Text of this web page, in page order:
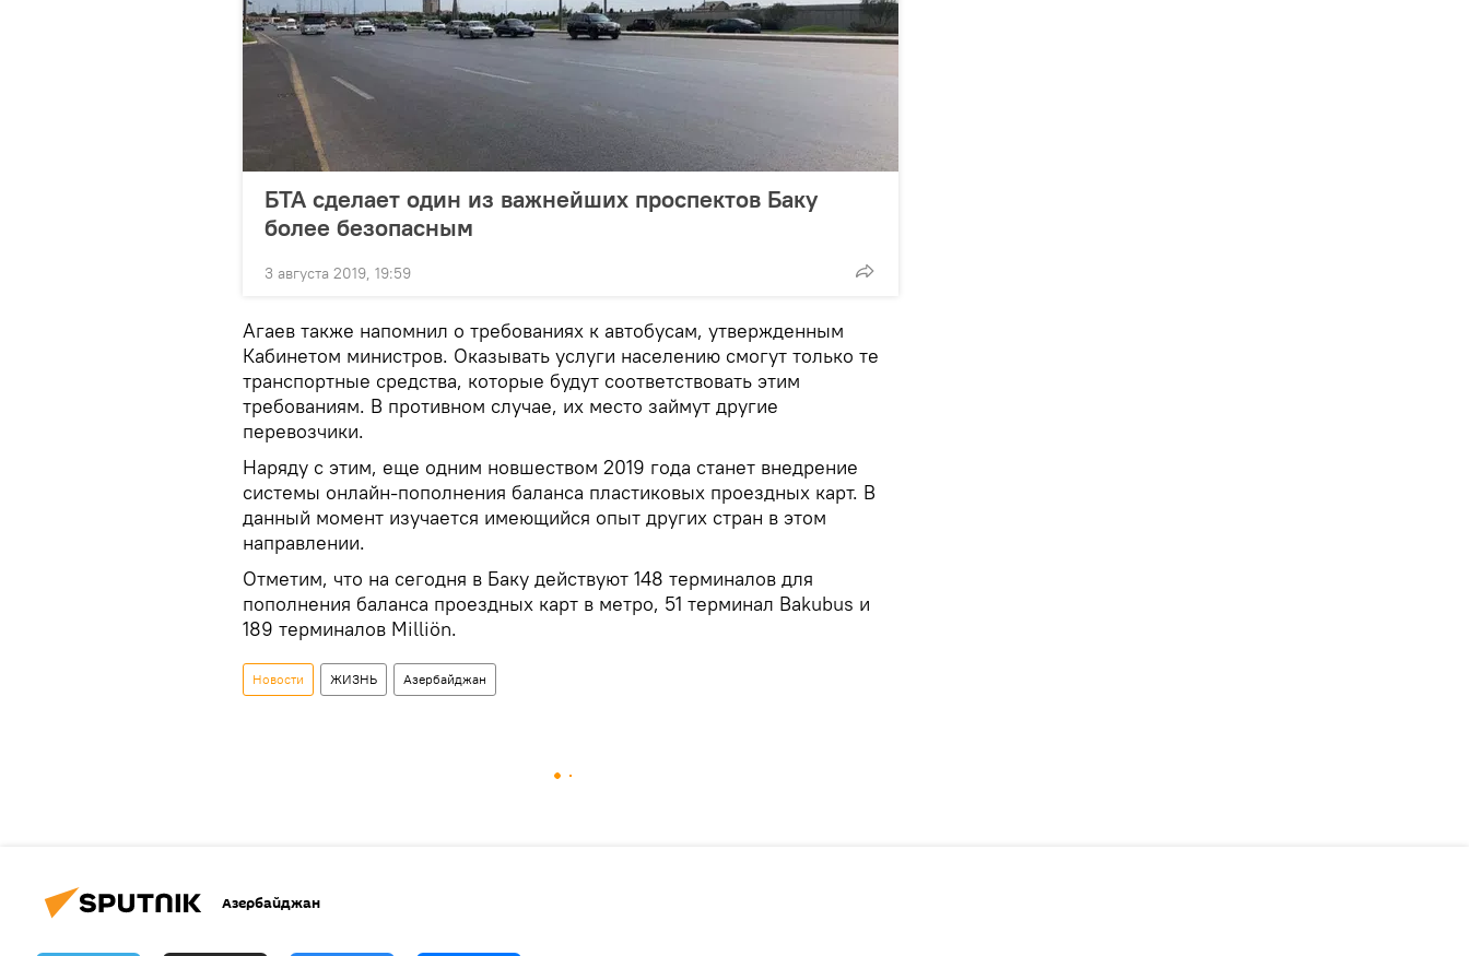
БТА сделает один из важнейших проспектов Баку
более безопасным
3 августа 2019, 19:59
Агаев также напомнил о требованиях к автобусам, утвержденным
Кабинетом министров. Оказывать услуги населению смогут только те
транспортные средства, которые будут соответствовать этим
требованиям. В противном случае, их место займут другие
перевозчики.
Наряду с этим, еще одним новшеством 2019 года станет внедрение
системы онлайн-пополнения баланса пластиковых проездных карт. В
данный момент изучается имеющийся опыт других стран в этом
направлении.
Отметим, что на сегодня в Баку действуют 148 терминалов для
пополнения баланса проездных карт в метро, 51 терминал Bakubus и
189 терминалов Milliön.
Новости ЖИЗНЬ Азербайджан
Азербайджан